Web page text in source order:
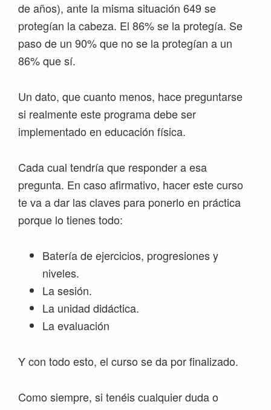
de años), ante la misma situación 649 se
protegían la cabeza. El 86% se la protegía. Se
paso de un 90% que no se la protegían a un
86% que sí.
Un dato, que cuanto menos, hace preguntarse
si realmente este programa debe ser
implementado en educación física.
Cada cual tendría que responder a esa
pregunta. En caso afirmativo, hacer este curso
te va a dar las claves para ponerlo en práctica
porque lo tienes todo:
Batería de ejercicios, progresiones y
niveles.
La sesión.
La unidad didáctica.
La evaluación
Y con todo esto, el curso se da por finalizado.
Como siempre, si tenéis cualquier duda o